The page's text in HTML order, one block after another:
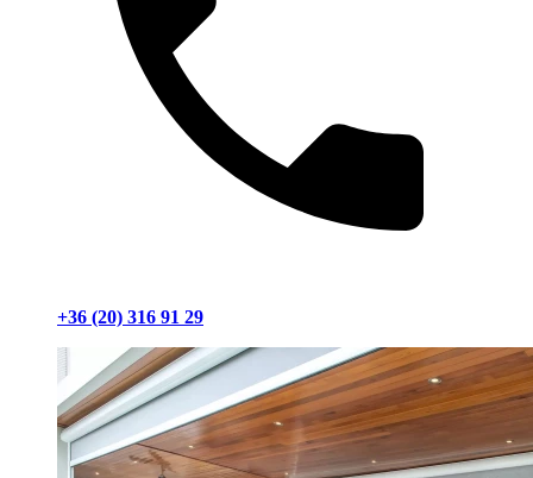
+36 (20) 316 91 29